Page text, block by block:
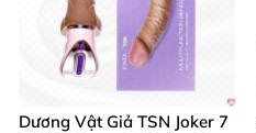
Dương Vật Giả TSN Joker 7